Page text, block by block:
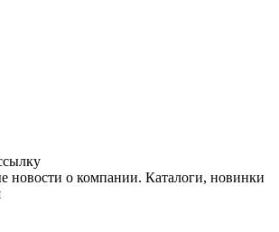
новости о компании. Каталоги, новинки